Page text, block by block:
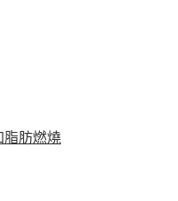
脂肪燃燒